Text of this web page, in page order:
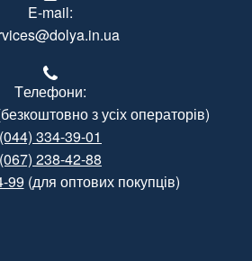
E-mail:
Tелефони:
з усіх операторів)
(044) 334-39-01
(067) 238-42-88
99 (для оптових покупців)